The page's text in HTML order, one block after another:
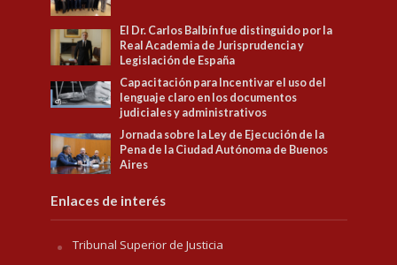
El Dr. Carlos Balbín fue distinguido por la
Real Academia de Jurisprudencia y
Legislación de España
Capacitación para Incentivar el uso del
lenguaje claro en los documentos
judiciales y administrativos
Jornada sobre la Ley de Ejecución de la
Pena de la Ciudad Autónoma de Buenos
Aires
Enlaces de interés
Tribunal Superior de Justicia